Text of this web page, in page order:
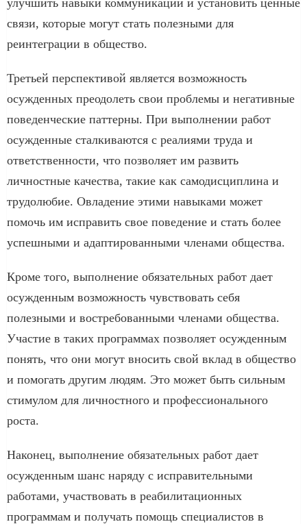
улучшить навыки коммуникации и установить ценные
связи, которые могут стать полезными для
реинтеграции в общество.
Третьей перспективой является возможность
осужденных преодолеть свои проблемы и негативные
поведенческие паттерны. При выполнении работ
осужденные сталкиваются с реалиями труда и
ответственности, что позволяет им развить
личностные качества, такие как самодисциплина и
трудолюбие. Овладение этими навыками может
помочь им исправить свое поведение и стать более
успешными и адаптированными членами общества.
Кроме того, выполнение обязательных работ дает
осужденным возможность чувствовать себя
полезными и востребованными членами общества.
Участие в таких программах позволяет осужденным
понять, что они могут вносить свой вклад в общество
и помогать другим людям. Это может быть сильным
стимулом для личностного и профессионального
роста.
Наконец, выполнение обязательных работ дает
осужденным шанс наряду с исправительными
работами, участвовать в реабилитационных
программам и получать помощь специалистов в